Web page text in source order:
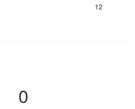
12
0